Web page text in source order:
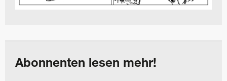
Abonnenten lesen mehr!